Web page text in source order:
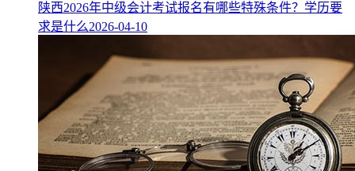
陕西2026年中级会计考试报名有哪些特殊条件？学历要
求是什么2026-04-10